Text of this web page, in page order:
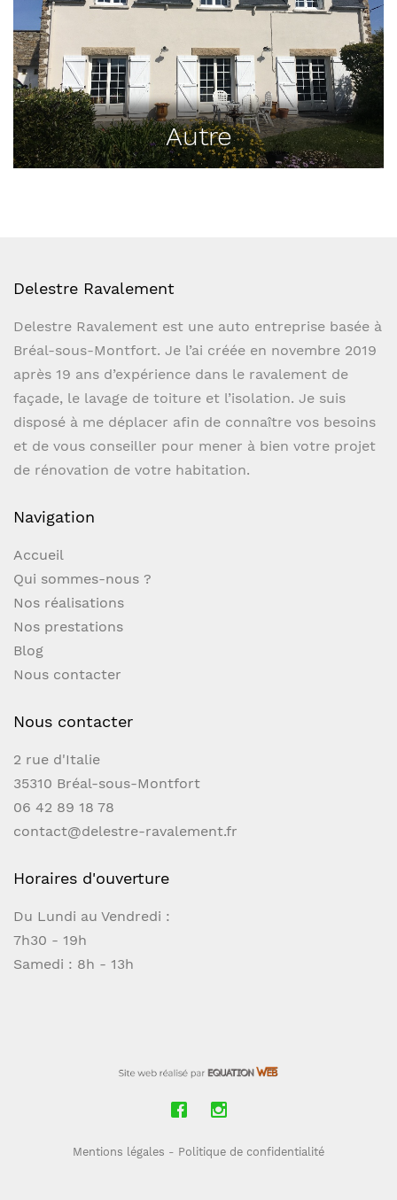
Autre
Delestre Ravalement
Delestre Ravalement est une auto entreprise basée à
Bréal-sous-Montfort. Je l’ai créée en novembre 2019
après 19 ans d’expérience dans le ravalement de
façade, le lavage de toiture et l’isolation. Je suis
disposé à me déplacer afin de connaître vos besoins
et de vous conseiller pour mener à bien votre projet
de rénovation de votre habitation.
Navigation
Accueil
Qui sommes-nous ?
Nos réalisations
Nos prestations
Blog
Nous contacter
Nous contacter
2 rue d'Italie
35310 Bréal-sous-Montfort
06 42 89 18 78
contact@delestre-ravalement.fr
Horaires d'ouverture
Du Lundi au Vendredi :
7h30 - 19h
Samedi : 8h - 13h
Mentions légales - Politique de confidentialité